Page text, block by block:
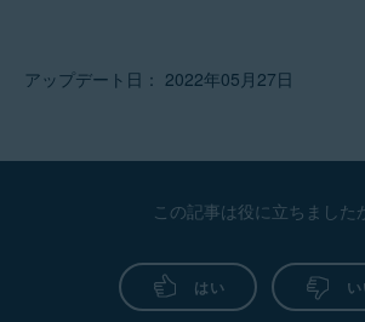
アップデート日： 2022年05月27日
この記事は役に立ちました
はい い